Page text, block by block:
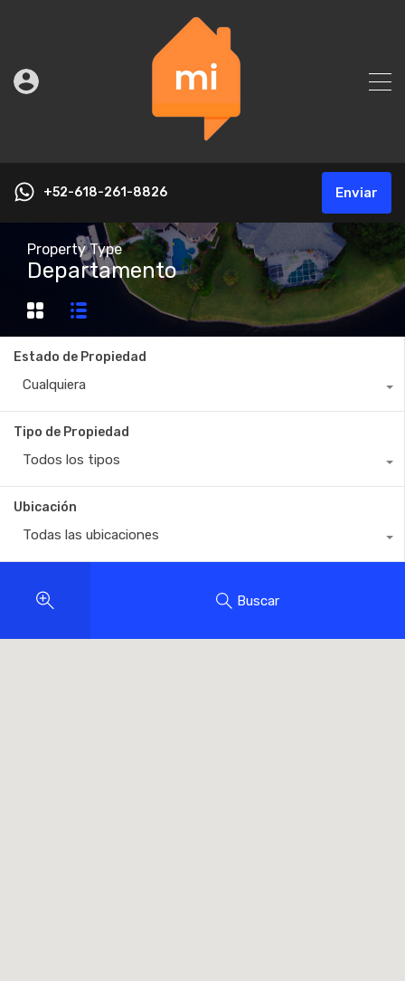
+52-618-261-8826 Enviar
Property Type
Departamento
Estado de Propiedad
Cualquiera
Tipo de Propiedad
Todos los tipos
Ubicación
Todas las ubicaciones
Buscar